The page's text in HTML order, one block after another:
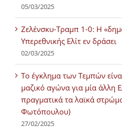
05/03/2025
Ζελένσκυ-Τραμπ 1-0: Η
Υπερεθνικής Ελίτ εν δράσει
02/03/2025
Tο έγκλημα των Τεμπών
μαζικό αγώνα για μία άλλη
πραγματικά τα λαϊκά
Φωτόπουλου)
27/02/2025